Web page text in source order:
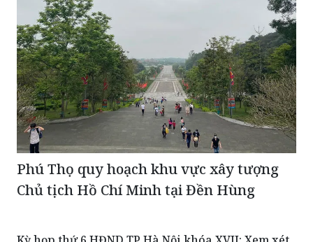
Phú Thọ quy hoạch khu vực xây tượng
Chủ tịch Hồ Chí Minh tại Đền Hùng